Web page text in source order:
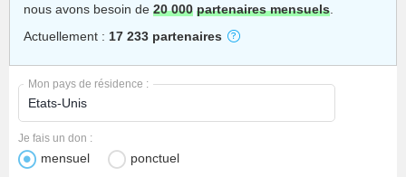
nous avons besoin de 20 000 partenaires mensuels.
Actuellement : 17 233 partenaires
Mon pays de résidence :
mensuel ponctuel
Je fais un don :